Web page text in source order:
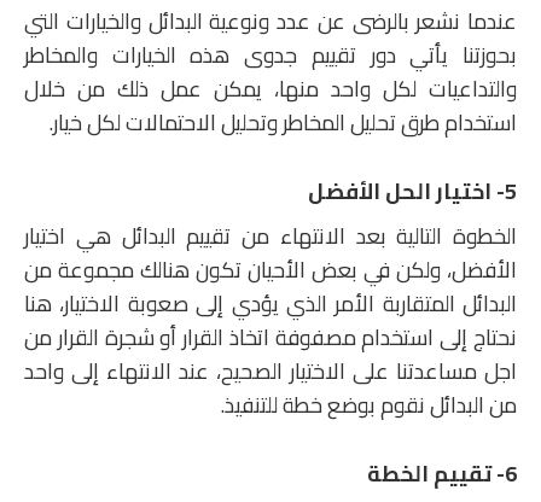
عندما نشعر بالرضى عن عدد ونوعية البدائل والخيارات التي
بحوزتنا يأتي دور تقييم جدوى هذه الخيارات والمخاطر
والتداعيات لكل واحد منها، يمكن عمل ذلك من خلال
استخدام طرق تحليل المخاطر وتحليل الاحتمالات لكل خيار.
5- اختيار الحل الأفضل
الخطوة التالية بعد الانتهاء من تقييم البدائل هي اختيار
الأفضل، ولكن في بعض الأحيان تكون هنالك مجموعة من
البدائل المتقاربة الأمر الذي يؤدي إلى صعوبة الاختيار، هنا
نحتاج إلى استخدام مصفوفة اتخاذ القرار أو شجرة القرار من
اجل مساعدتنا على الاختيار الصحيح، عند الانتهاء إلى واحد
من البدائل نقوم بوضع خطة للتنفيذ.
6- تقييم الخطة